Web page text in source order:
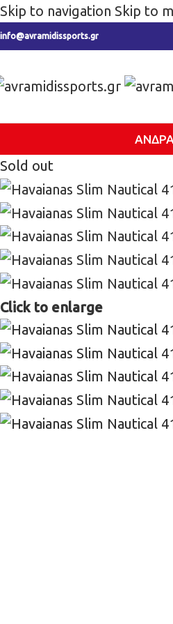
Skip to navigation Skip to
info@avramidissports.gr
Sold out
Click to enlarge